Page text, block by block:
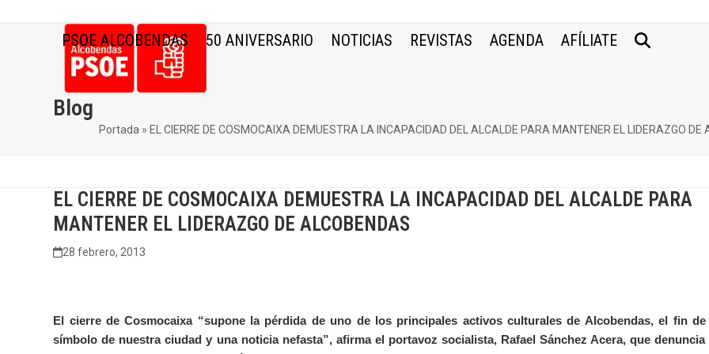
PSOE ALCOBENDAS 50 ANIVERSARIO NOTICIAS REVISTAS AGENDA AFÍLIATE
Blog
Portada » EL CIERRE DE COSMOCAIXA DEMUESTRA LA INCAPACIDAD DEL ALCALDE PARA MANTENER EL LIDERAZGO DE
EL CIERRE DE COSMOCAIXA DEMUESTRA LA INCAPACIDAD DEL ALCALDE PARA
MANTENER EL LIDERAZGO DE ALCOBENDAS
28 febrero, 2013
El cierre de Cosmocaixa “supone la pérdida de uno de los principales activos culturales de Alcobendas, el fin de
símbolo de nuestra ciudad y una noticia nefasta”, afirma el portavoz socialista, Rafael Sánchez Acera, que denuncia